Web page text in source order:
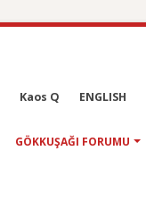
Kaos Q ENGLISH
GÖKKUŞAĞI FORUMU